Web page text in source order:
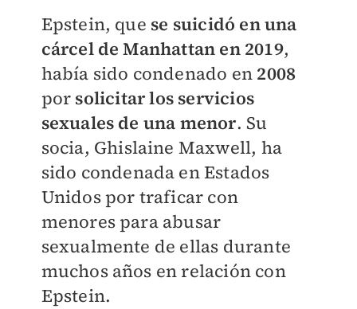
Epstein, que se suicidó en una
cárcel de Manhattan en 2019,
había sido condenado en 2008
por solicitar los servicios
sexuales de una menor. Su
socia, Ghislaine Maxwell, ha
sido condenada en Estados
Unidos por traficar con
menores para abusar
sexualmente de ellas durante
muchos años en relación con
Epstein.